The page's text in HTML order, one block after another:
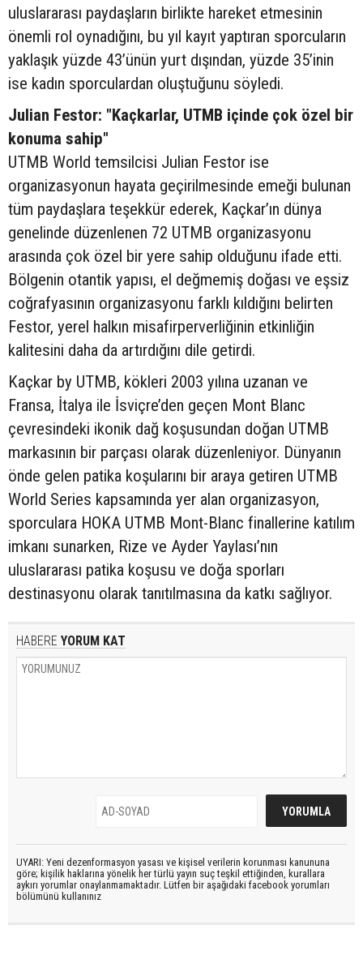
uluslararası paydaşların birlikte hareket etmesinin
önemli rol oynadığını, bu yıl kayıt yaptıran sporcuların
yaklaşık yüzde 43’ünün yurt dışından, yüzde 35’inin
ise kadın sporculardan oluştuğunu söyledi.
Julian Festor: "Kaçkarlar, UTMB içinde çok özel bir
konuma sahip"
UTMB World temsilcisi Julian Festor ise
organizasyonun hayata geçirilmesinde emeği bulunan
tüm paydaşlara teşekkür ederek, Kaçkar’ın dünya
genelinde düzenlenen 72 UTMB organizasyonu
arasında çok özel bir yere sahip olduğunu ifade etti.
Bölgenin otantik yapısı, el değmemiş doğası ve eşsiz
coğrafyasının organizasyonu farklı kıldığını belirten
Festor, yerel halkın misafirperverliğinin etkinliğin
kalitesini daha da artırdığını dile getirdi.
Kaçkar by UTMB, kökleri 2003 yılına uzanan ve
Fransa, İtalya ile İsviçre’den geçen Mont Blanc
çevresindeki ikonik dağ koşusundan doğan UTMB
markasının bir parçası olarak düzenleniyor. Dünyanın
önde gelen patika koşularını bir araya getiren UTMB
World Series kapsamında yer alan organizasyon,
sporculara HOKA UTMB Mont-Blanc finallerine katılım
imkanı sunarken, Rize ve Ayder Yaylası’nın
uluslararası patika koşusu ve doğa sporları
destinasyonu olarak tanıtılmasına da katkı sağlıyor.
HABERE YORUM KAT
UYARI: Yeni dezenformasyon yasası ve kişisel verilerin korunması kanununa
göre; kişilik haklarına yönelik her türlü yayın suç teşkil ettiğinden, kurallara
aykırı yorumlar onaylanmamaktadır. Lütfen bir aşağıdaki facebook yorumları
bölümünü kullanınız